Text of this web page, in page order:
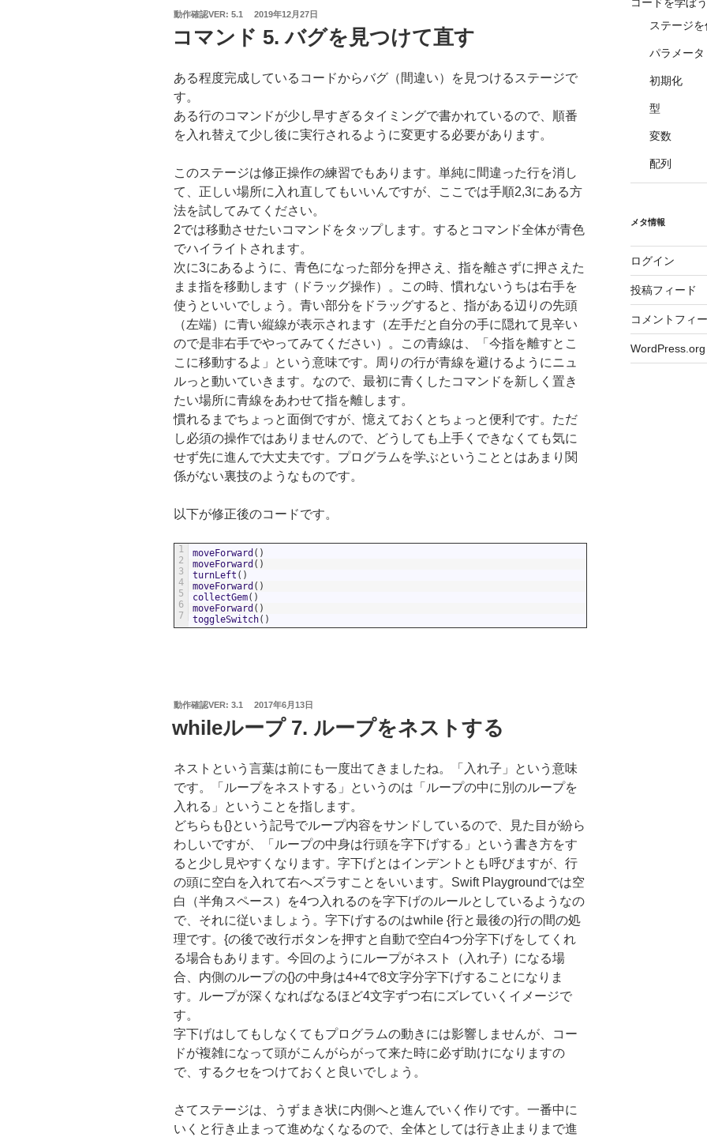
動作確認VER: 5.1
投
稿
日:
2019年12月27日
コマンド 5. バグを見つけて直す
ある程度完成しているコードからバグ（間違い）を見つけるステージで
す。
ある行のコマンドが少し早すぎるタイミングで書かれているので、順番
を入れ替えて少し後に実行されるように変更する必要があります。
このステージは修正操作の練習でもあります。単純に間違った行を消し
て、正しい場所に入れ直してもいいんですが、ここでは手順2,3にある方
法を試してみてください。
2では移動させたいコマンドをタップします。するとコマンド全体が青色
でハイライトされます。
次に3にあるように、青色になった部分を押さえ、指を離さずに押さえた
まま指を移動します（ドラッグ操作）。この時、慣れないうちは右手を
使うといいでしょう。青い部分をドラッグすると、指がある辺りの先頭
（左端）に青い縦線が表示されます（左手だと自分の手に隠れて見辛い
ので是非右手でやってみてください）。この青線は、「今指を離すとこ
こに移動するよ」という意味です。周りの行が青線を避けるようにニュ
ルっと動いていきます。なので、最初に青くしたコマンドを新しく置き
たい場所に青線をあわせて指を離します。
慣れるまでちょっと面倒ですが、憶えておくとちょっと便利です。ただ
し必須の操作ではありませんので、どうしても上手くできなくても気に
せず先に進んで大丈夫です。プログラムを学ぶということとはあまり関
係がない裏技のようなものです。
以下が修正後のコードです。
1
2
3
4
5
6
7
moveForward ( )
moveForward ( )
turnLeft ( )
moveForward ( )
collectGem( )
moveForward ( )
toggleSwitch( )
動作確認VER: 3.1
投
日:
2017年6月13日
whileループ 7. ループをネストする
ネストという言葉は前にも一度出てきましたね。「入れ子」という意味
です。「ループをネストする」というのは「ループの中に別のループを
入れる」ということを指します。
どちらも{}という記号でループ内容をサンドしているので、見た目が紛ら
わしいですが、「ループの中身は行頭を字下げする」という書き方をす
ると少し見やすくなります。字下げとはインデントとも呼びますが、行
の頭に空白を入れて右へズラすことをいいます。Swift Playgroundでは空
白（半角スペース）を4つ入れるのを字下げのルールとしているようなの
で、それに従いましょう。字下げするのはwhile {行と最後の}行の間の処
理です。{の後で改行ボタンを押すと自動で空白4つ分字下げをしてくれ
る場合もあります。今回のようにループがネスト（入れ子）になる場
合、内側のループの{}の中身は4+4で8文字分字下げすることになりま
す。ループが深くなればなるほど4文字ずつ右にズレていくイメージで
す。
字下げはしてもしなくてもプログラムの動きには影響しませんが、コー
ドが複雑になって頭がこんがらがって来た時に必ず助けになりますの
で、するクセをつけておくと良いでしょう。
さてステージは、うずまき状に内側へと進んでいく作りです。一番中に
いくと行き止まって進めなくなるので、全体としては行き止まりまで進
ステージ
パラメータ
初期化
型
変数
配列
メタ情報
ログイン
投稿フィード
コメントフィ
WordPress.org